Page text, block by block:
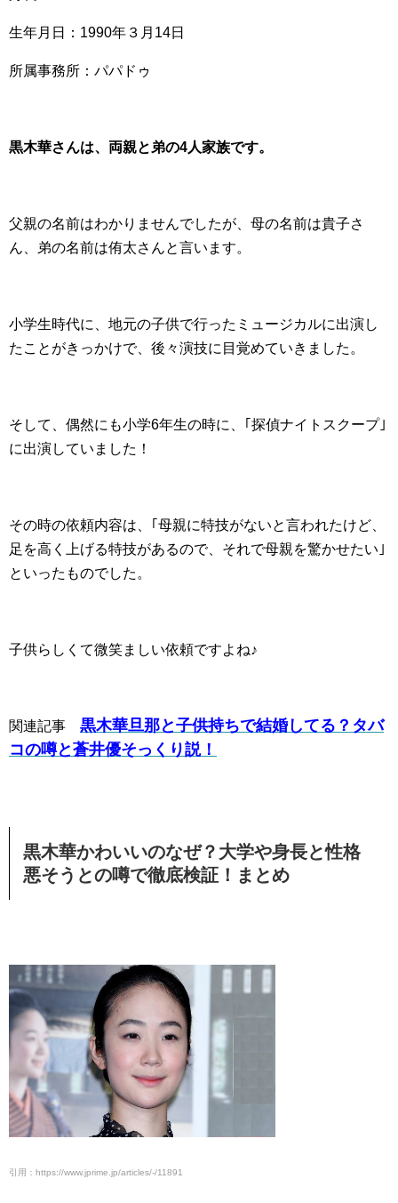
生年月日：1990年３月14日
所属事務所：パパドゥ
黒木華さんは、両親と弟の4人家族です。
父親の名前はわかりませんでしたが、母の名前は貴子さ
ん、弟の名前は侑太さんと言います。
小学生時代に、地元の子供で行ったミュージカルに出演し
たことがきっかけで、後々演技に目覚めていきました。
そして、偶然にも小学6年生の時に、｢探偵ナイトスクープ｣
に出演していました！
その時の依頼内容は、｢母親に特技がないと言われたけど、
足を高く上げる特技があるので、それで母親を驚かせたい｣
といったものでした。
子供らしくて微笑ましい依頼ですよね♪
関連記事 黒木華旦那と子供持ちで結婚してる？タバ
コの噂と蒼井優そっくり説！
黒木華かわいいのなぜ？大学や身長と性格
悪そうとの噂で徹底検証！まとめ
引用：https://www.jprime.jp/articles/-/11891